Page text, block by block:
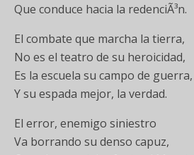
Que conduce hacia la redenciÃ³n.
El combate que marcha la tierra,
No es el teatro de su heroicidad,
Es la escuela su campo de guerra,
Y su espada mejor, la verdad.
El error, enemigo siniestro
Va borrando su denso capuz,